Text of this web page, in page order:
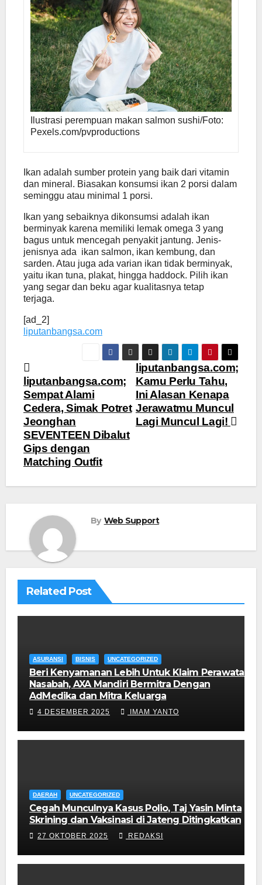
Ilustrasi perempuan makan salmon sushi/Foto:
Pexels.com/pvproductions
Ikan adalah sumber protein yang baik dari vitamin
dan mineral. Biasakan konsumsi ikan 2 porsi dalam
seminggu atau minimal 1 porsi.
Ikan yang sebaiknya dikonsumsi adalah ikan
berminyak karena memiliki lemak omega 3 yang
bagus untuk mencegah penyakit jantung. Jenis-
jenisnya ada ikan salmon, ikan kembung, dan
sarden. Atau juga ada varian ikan tidak berminyak,
yaitu ikan tuna, plakat, hingga haddock. Pilih ikan
yang segar dan beku agar kualitasnya tetap
terjaga.
[ad_2]
liputanbangsa.com
Navigasi
pos
liputanbangsa.com;
Kamu Perlu Tahu,
Ini Alasan Kenapa
Jerawatmu Muncul
Lagi Muncul Lagi!
liputanbangsa.com;
Sempat Alami
Cedera, Simak Potret
Jeonghan
SEVENTEEN Dibalut
Gips dengan
Matching Outfit
By Web Support
Related Post
ASURANSI BISNIS UNCATEGORIZED
Beri Kenyamanan Lebih Untuk Klaim Perawatan
Nasabah, AXA Mandiri Bermitra Dengan
AdMedika dan Mitra Keluarga
4 DESEMBER 2025 IMAM YANTO
DAERAH UNCATEGORIZED
Cegah Munculnya Kasus Polio, Taj Yasin Minta
Skrining dan Vaksinasi di Jateng Ditingkatkan
27 OKTOBER 2025 REDAKSI